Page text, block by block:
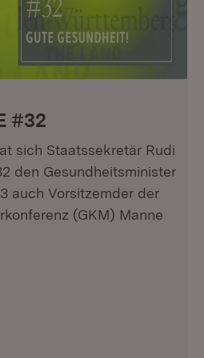
#32
sich Staatssekretär Rudi
den Gesundheitsminister
auch Vorsitzemder der
(GKM) Manne